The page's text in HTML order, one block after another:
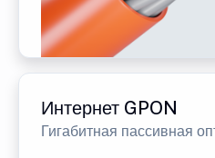
Интернет GPON
Гигабитная пассивная